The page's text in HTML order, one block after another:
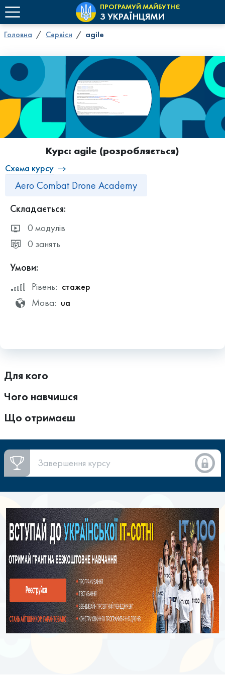
ПРОГРАМУЙ МАЙБУТНЄ
З УКРАЇНЦЯМИ
Головна Сервіси agile
Курс: agile (розробляється)
Схема курсу
​​Aero Combat Drone Academy
Складається:
0 модулів
0 занять
Умови:
Рівень: стажер
Мова: ua
Для кого
Чого навчишся
Що отримаєш
Завершення курсу